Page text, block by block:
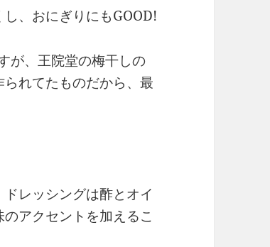
、おにぎりにもGOOD!
が、王院堂の梅干しの
れてたものだから、最
レッシングは酢とオイ
アクセントを加えるこ